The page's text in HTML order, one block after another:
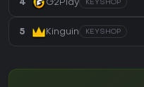
4 G2Play KEYSHOP
5 Kinguin KEYSHOP